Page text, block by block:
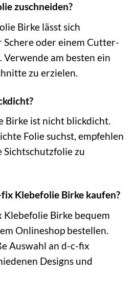
zuschneiden?
Birke lässt sich
oder einem Cutter-
Verwende am besten ein
zu erzielen.
Birke ist nicht blickdicht.
Folie suchst, empfehlen
Sichtschutzfolie zu
Klebefolie Birke kaufen?
Klebefolie Birke bequem
Onlineshop bestellen.
Auswahl an d-c-fix
Designs und